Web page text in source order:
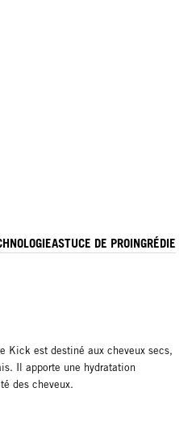
ASTUCE DE PRO
Kick est destiné aux cheveux secs,
Il apporte une hydratation
des cheveux.